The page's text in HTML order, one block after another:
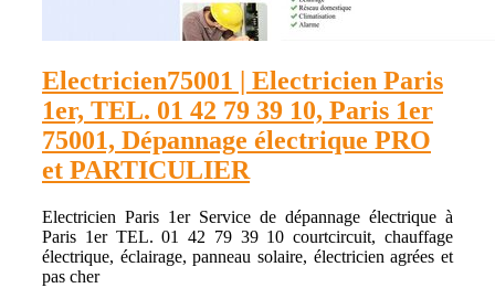
Electricien75001 | Electricien Paris
1er, TEL. 01 42 79 39 10, Paris 1er
75001, Dépannage électrique PRO
et PARTICULIER
Electricien Paris 1er Service de dépannage électrique à
Paris 1er TEL. 01 42 79 39 10 courtcircuit, chauffage
électrique, éclairage, panneau solaire, électricien agrées et
pas cher